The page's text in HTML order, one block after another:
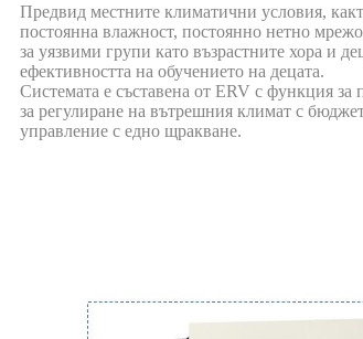
Предвид местните климатични условия,
постоянна влажност, постоянно нетно
за уязвими групи като възрастните хора и
ефективността на обучението на децата.
Системата е съставена от ERV с функция
за регулиране на вътрешния климат с
управление с едно щракване.